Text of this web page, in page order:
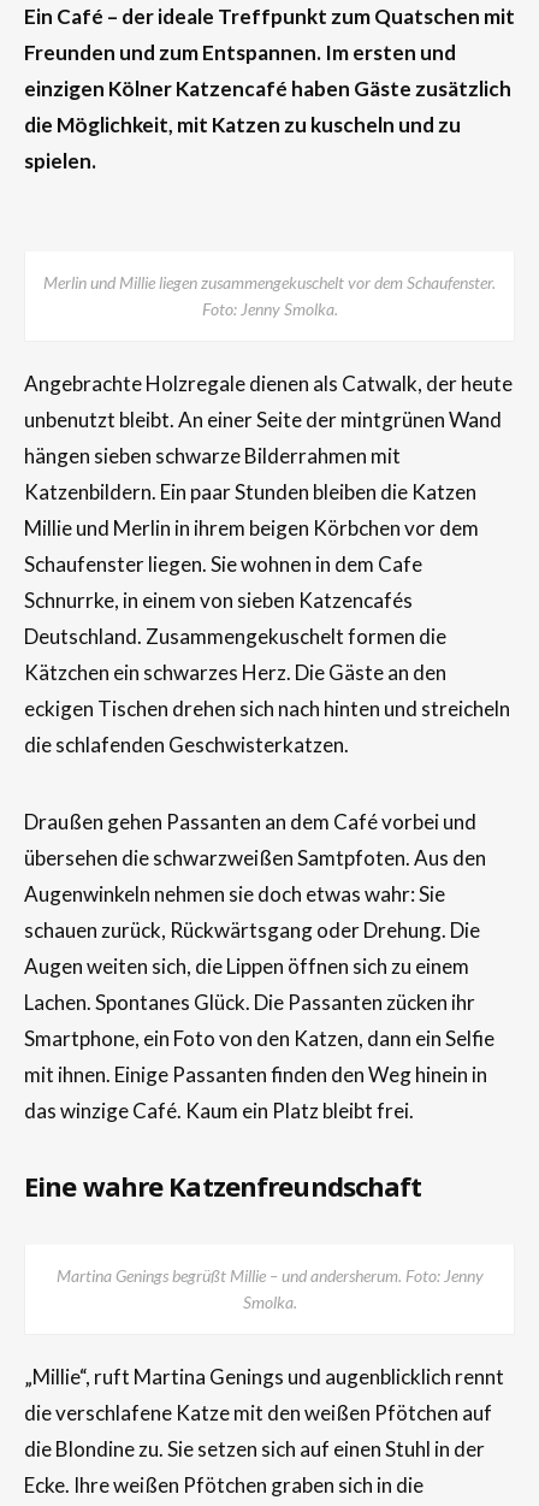
Ein Café – der ideale Treffpunkt zum Quatschen mit
Freunden und zum Entspannen. Im ersten und
einzigen Kölner Katzencafé haben Gäste zusätzlich
die Möglichkeit, mit Katzen zu kuscheln und zu
spielen.
Merlin und Millie liegen zusammengekuschelt vor dem Schaufenster.
Foto: Jenny Smolka.
Angebrachte Holzregale dienen als Catwalk, der heute
unbenutzt bleibt. An einer Seite der mintgrünen Wand
hängen sieben schwarze Bilderrahmen mit
Katzenbildern. Ein paar Stunden bleiben die Katzen
Millie und Merlin in ihrem beigen Körbchen vor dem
Schaufenster liegen. Sie wohnen in dem Cafe
Schnurrke, in einem von sieben Katzencafés
Deutschland. Zusammengekuschelt formen die
Kätzchen ein schwarzes Herz. Die Gäste an den
eckigen Tischen drehen sich nach hinten und streicheln
die schlafenden Geschwisterkatzen.
Draußen gehen Passanten an dem Café vorbei und
übersehen die schwarzweißen Samtpfoten. Aus den
Augenwinkeln nehmen sie doch etwas wahr: Sie
schauen zurück, Rückwärtsgang oder Drehung. Die
Augen weiten sich, die Lippen öffnen sich zu einem
Lachen. Spontanes Glück. Die Passanten zücken ihr
Smartphone, ein Foto von den Katzen, dann ein Selfie
mit ihnen. Einige Passanten finden den Weg hinein in
das winzige Café. Kaum ein Platz bleibt frei.
Eine wahre Katzenfreundschaft
Martina Genings begrüßt Millie – und andersherum. Foto: Jenny
Smolka.
„Millie“, ruft Martina Genings und augenblicklich rennt
die verschlafene Katze mit den weißen Pfötchen auf
die Blondine zu. Sie setzen sich auf einen Stuhl in der
Ecke. Ihre weißen Pfötchen graben sich in die